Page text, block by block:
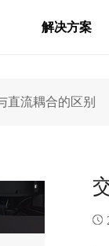
解决方案
直流耦合的区别